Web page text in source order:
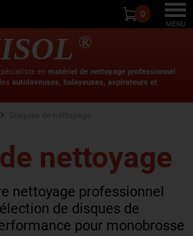
0
MENU
®
en matériel de nettoyage professionnel
autolaveuses, balayeuses, aspirateurs et
nettoyage
nettoyage professionnel
de disques de
pour monobrosse